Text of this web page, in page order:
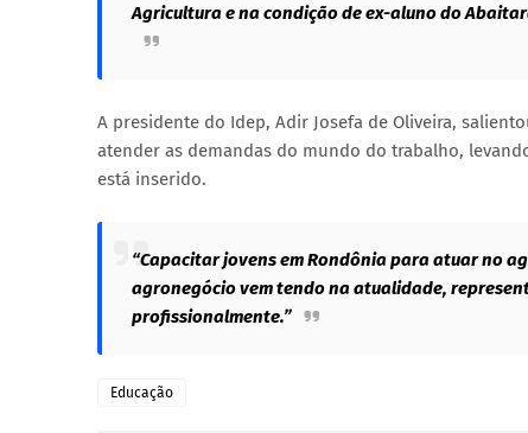
Agricultura e na condição de ex-aluno do
A presidente do Idep, Adir Josefa de Oliveira,
atender as demandas do mundo do trabalho,
está inserido.
“Capacitar jovens em Rondônia para atuar no
agronegócio vem tendo na atualidade,
profissionalmente.”
Educação